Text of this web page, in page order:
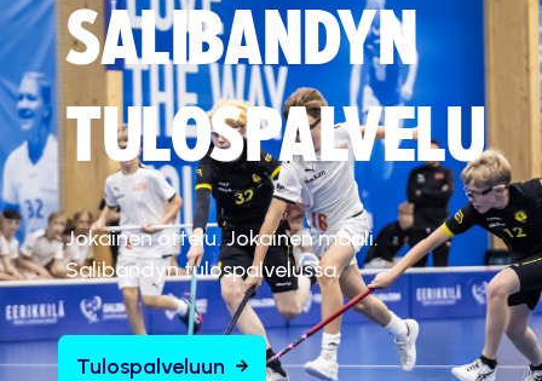
SALIBANDYN
TULOSPALVELU
Jokainen ottelu. Jokainen maali.
Salibandyn tulospalvelussa.
Tulospalveluun